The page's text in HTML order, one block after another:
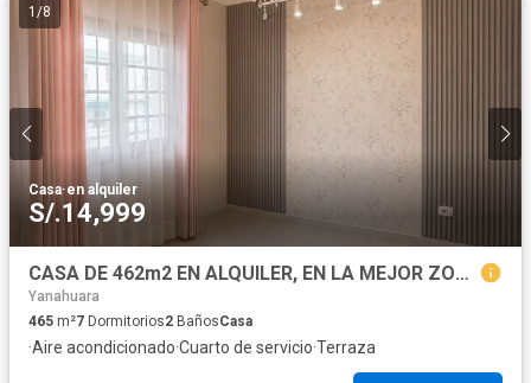
1 /8
Casa·en alquiler
S/.14,999
CASA DE 462m2 EN ALQUILER, EN LA MEJOR ZONA DE YANAHUARA
Yanahuara
465 m²7 Dormitorios2 BañosCasa
·Aire acondicionado·Cuarto de servicio·Terraza